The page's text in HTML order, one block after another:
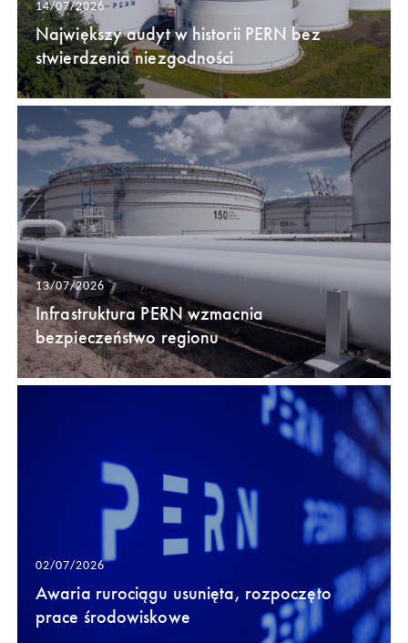
14/07/2026
Największy audyt w historii PERN bez
stwierdzenia niezgodności
13/07/2026
Infrastruktura PERN wzmacnia
bezpieczeństwo regionu
02/07/2026
Awaria rurociągu usunięta, rozpoczęto
prace środowiskowe